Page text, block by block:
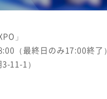
」
（最終日のみ17:00終了）
11-1）